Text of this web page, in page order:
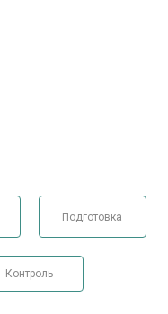
Подготовка
Контроль